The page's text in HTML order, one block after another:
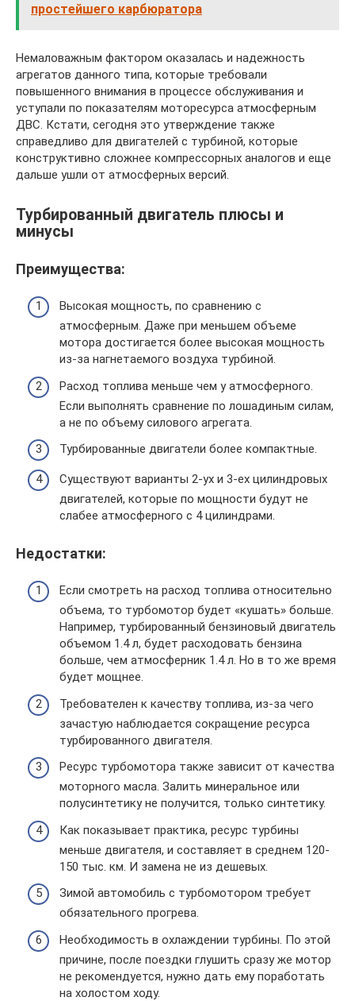
простейшего карбюратора
Немаловажным фактором оказалась и надежность
агрегатов данного типа, которые требовали
повышенного внимания в процессе обслуживания и
уступали по показателям моторесурса атмосферным
ДВС. Кстати, сегодня это утверждение также
справедливо для двигателей с турбиной, которые
конструктивно сложнее компрессорных аналогов и еще
дальше ушли от атмосферных версий.
Турбированный двигатель плюсы и
минусы
Преимущества:
Высокая мощность, по сравнению с
атмосферным. Даже при меньшем объеме
мотора достигается более высокая мощность
из-за нагнетаемого воздуха турбиной.
Расход топлива меньше чем у атмосферного.
Если выполнять сравнение по лошадиным силам,
а не по объему силового агрегата.
Турбированные двигатели более компактные.
Существуют варианты 2-ух и 3-ех цилиндровых
двигателей, которые по мощности будут не
слабее атмосферного с 4 цилиндрами.
Недостатки:
Если смотреть на расход топлива относительно
объема, то турбомотор будет «кушать» больше.
Например, турбированный бензиновый двигатель
объемом 1.4 л, будет расходовать бензина
больше, чем атмосферник 1.4 л. Но в то же время
будет мощнее.
Требователен к качеству топлива, из-за чего
зачастую наблюдается сокращение ресурса
турбированного двигателя.
Ресурс турбомотора также зависит от качества
моторного масла. Залить минеральное или
полусинтетику не получится, только синтетику.
Как показывает практика, ресурс турбины
меньше двигателя, и составляет в среднем 120-
150 тыс. км. И замена не из дешевых.
Зимой автомобиль с турбомотором требует
обязательного прогрева.
Необходимость в охлаждении турбины. По этой
причине, после поездки глушить сразу же мотор
не рекомендуется, нужно дать ему поработать
на холостом ходу.